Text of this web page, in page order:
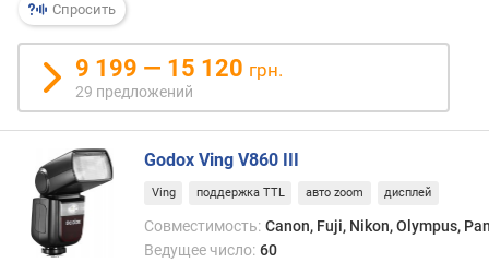
г
к
е
ш
е
в
ы
м
Спросить
9 199 — 15 120 грн.
29 предложений
Godox Ving V860 III
Ving поддержка TTL авто zoom дисплей
Совместимость: Canon, Fuji, Nikon, Olympus,
Ведущее число: 60